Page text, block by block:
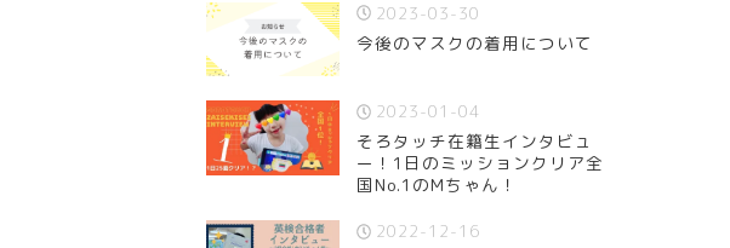
2023-03-30
今後のマスクの着用について
2023-01-04
そろタッチ在籍生インタビュ
ー！1日のミッションクリア全
国No.1のMちゃん！
2022-12-16